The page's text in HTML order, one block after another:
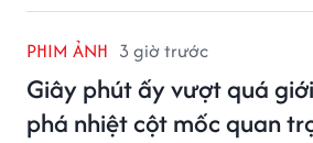
PHIM ẢNH 3 giờ trước
Giây phút ấy vượt quá
phá nhiệt cột mốc quan